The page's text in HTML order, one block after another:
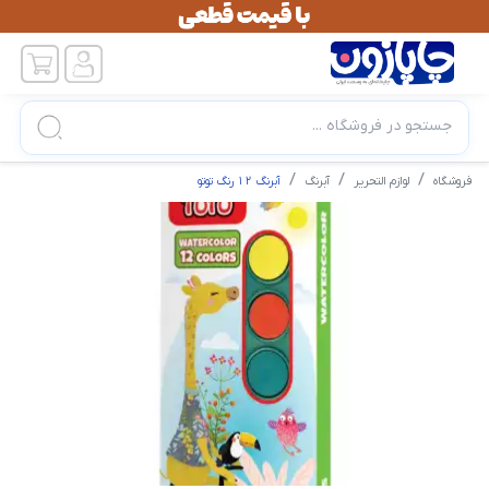
جستجو در فروشگاه ...
فروشگاه لوازم التحریر آبرنگ آبرنگ ۱۲ رنگ توتو